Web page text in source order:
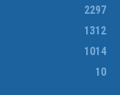
2297
1312
1014
10